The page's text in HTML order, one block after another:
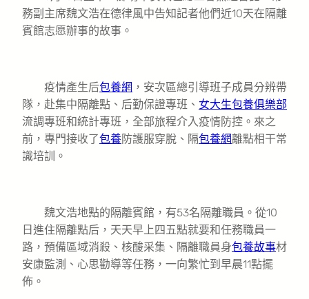
務副主席魏文浩在德律風中告知記者他們近10天在隔離
賓館志愿辦事的故事。
疫情產生后包養網 ，安次區總引導班子成員分辨帶
隊，赴集中隔離點、后勤保證專班、 女大生包養俱樂部
流調專班和統計專班，全部旅程介入疫情防控。來之
前，專門接收了包養防護服穿脫、隔包養網離點相干常
識培訓。
魏文浩地點的隔離賓館，有53名隔離職員。從10
日進住隔離點后，天天早上四五點就要和任務職員一
路，預備區域消殺、核酸采集、隔離職員身包養故事材
安康監測、心思勸導等任務，一向繁忙到早晨11點擺
佈。